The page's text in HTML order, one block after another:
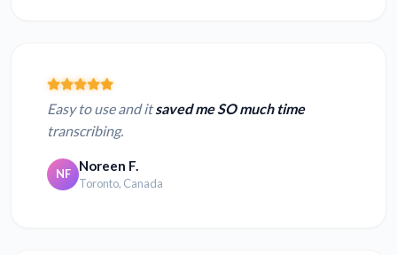
Easy to use and itsaved me SO much time
transcribing.
NF Noreen F.
Toronto, Canada